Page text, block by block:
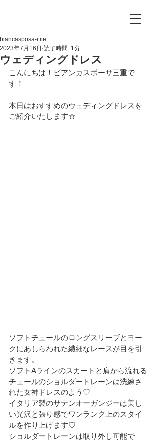
ウェディングドレス
biancasposa-mie
2023年7月16日 読了時間: 1分
こんにちは！ビアンカスポーサ三重で
す！
本日はおすすめのウェディングドレスを
ご紹介いたします☆
ソフトチュールのロングスリーブとヨー
クにあしらわれた繊細なレースが目を引
きます。
ソフトAラインのスカートと肩から流れる
チュールのショルダートレーンは洗練さ
れた女神ドレスのよう♡
イタリア製のサテンオーガンジーは美し
い光沢と張り感でワンランク上のスタイ
ルを作り上げます♡
ショルダートレーンは取り外し可能で